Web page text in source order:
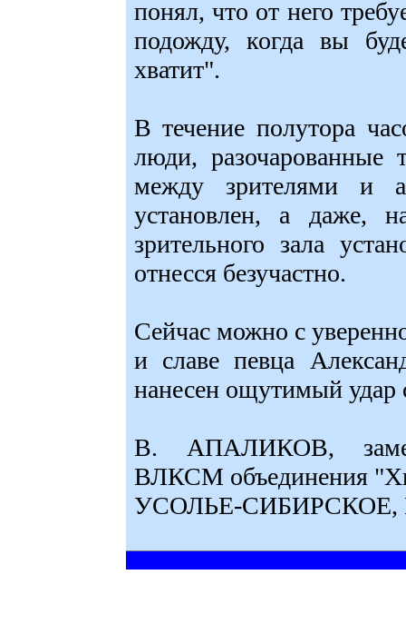
понял, что от него
подожду, когда вы
хватит".
В течение полутора
люди, разочарованные
между зрителями и
установлен, а даже,
зрительного зала
отнесся безучастно.
Сейчас можно с
и славе певца
нанесен ощутимый удар
В. АПАЛИКОВ,
ВЛКСМ объединения
УСОЛЬЕ-СИБИРСКОЕ,